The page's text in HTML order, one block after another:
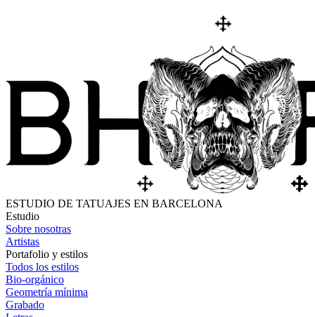
ESTUDIO DE TATUAJES EN BARCELONA
Estudio
Sobre nosotras
Artistas
Portafolio y estilos
Todos los estilos
Bio-orgánico
Geometría mínima
Grabado